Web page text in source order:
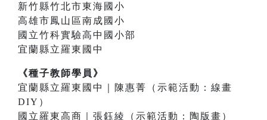
新竹縣竹北市東海國小
高雄市鳳山區南成國小
國立竹科實驗高中國小部
宜蘭縣立羅東國中
《種子教師學員》
宜蘭縣立羅東國中｜陳惠菁（示範活動：線畫
DIY）
國立羅東高商｜張鈺綾（示範活動：陶版畫）